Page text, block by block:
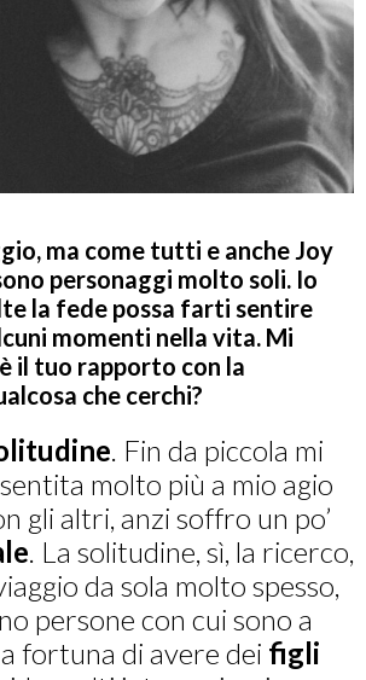
ma come tutti e anche Joy
personaggi molto soli. Io
la fede possa farti sentire
momenti nella vita. Mi
il tuo rapporto con la
che cerchi?
. Fin da piccola mi
molto più a mio agio
gli altri, anzi soffro un po’
. La solitudine, sì, la ricerco,
da sola molto spesso,
persone con cui sono a
fortuna di avere dei figli